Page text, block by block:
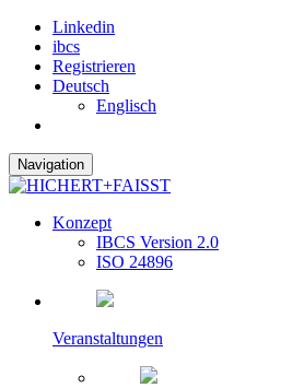
Linkedin
ibcs
Registrieren
Deutsch
Englisch
Navigation
Konzept
IBCS Version 2.0
ISO 24896
Veranstaltungen